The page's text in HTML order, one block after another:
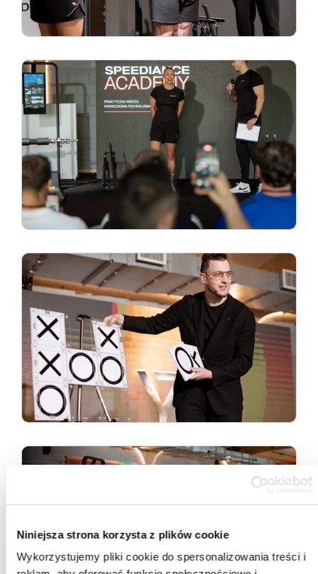
Niniejsza strona korzysta z plików cookie
Wykorzystujemy pliki cookie do spersonalizowania treści i